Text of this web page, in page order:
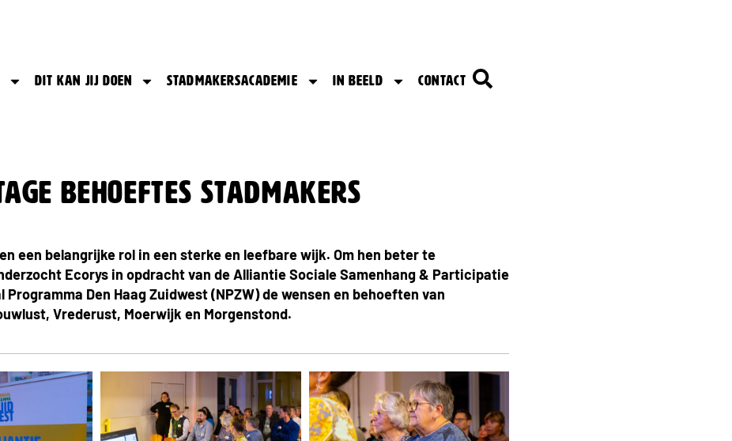
Dit kan jij doen Stadmakersacademie In beeld Contact
behoeftes stadmakers
een belangrijke rol in een sterke en leefbare wijk. Om hen beter te
Ecorys in opdracht van de Alliantie Sociale Samenhang & Participatie
Den Haag Zuidwest (NPZW) de wensen en behoeften van
Vrederust, Moerwijk en Morgenstond.